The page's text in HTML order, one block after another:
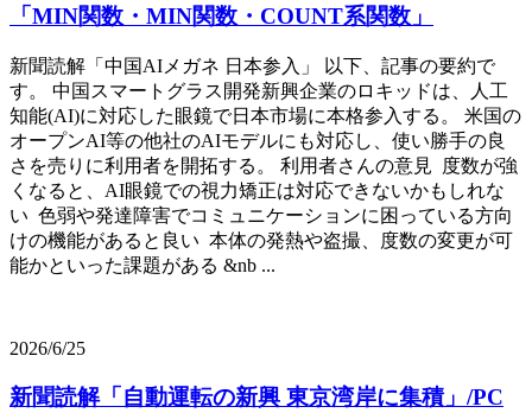
「MIN関数・MIN関数・COUNT系関数」
新聞読解「中国AIメガネ 日本参入」 以下、記事の要約で
す。 中国スマートグラス開発新興企業のロキッドは、人工
知能(AI)に対応した眼鏡で日本市場に本格参入する。 米国の
オープンAI等の他社のAIモデルにも対応し、使い勝手の良
さを売りに利用者を開拓する。 利用者さんの意見 度数が強
くなると、AI眼鏡での視力矯正は対応できないかもしれな
い 色弱や発達障害でコミュニケーションに困っている方向
けの機能があると良い 本体の発熱や盗撮、度数の変更が可
能かといった課題がある &nb ...
2026/6/25
新聞読解「自動運転の新興 東京湾岸に集積」/PC